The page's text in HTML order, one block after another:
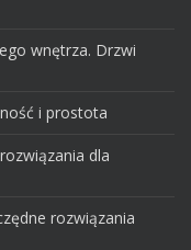
wnętrza. Drzwi
i prostota
dla
rozwiązania